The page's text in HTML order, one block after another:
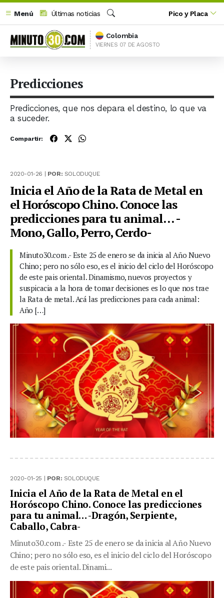
Menú
Últimas noticias
Buscar
Pico y Placa
Colombia
VIERNES 07 DE AGOSTO
Predicciones
Predicciones, que nos depara el destino, lo que va
a suceder.
Compartir:
2020-01-26 | POR: SOLODUQUE
Inicia el Año de la Rata de Metal en
el Horóscopo Chino. Conoce las
predicciones para tu animal… -
Mono, Gallo, Perro, Cerdo-
Minuto30.com .- Este 25 de enero se da inicia al Año Nuevo
Chino; pero no sólo eso, es el inicio del ciclo del Horóscopo
de este pais oriental. Dinamismo, nuevos proyectos y
suspicacia a la hora de tomar decisiones es lo que nos trae
la Rata de metal. Acá las predicciones para cada animal:
Año […]
2020-01-25 | POR: SOLODUQUE
Inicia el Año de la Rata de Metal en el
Horóscopo Chino. Conoce las predicciones
para tu animal… -Dragón, Serpiente,
Caballo, Cabra-
Minuto30.com .- Este 25 de enero se da inicia al Año Nuevo
Chino; pero no sólo eso, es el inicio del ciclo del Horóscopo
de este pais oriental. Dinami...